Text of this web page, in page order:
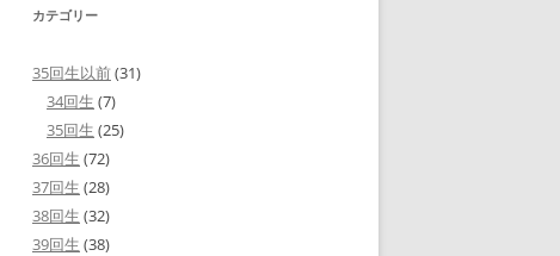
カテゴリー
35回生以前(31)
34回生 (7)
35回生 (25)
36回生 (72)
37回生 (28)
38回生 (32)
39回生 (38)